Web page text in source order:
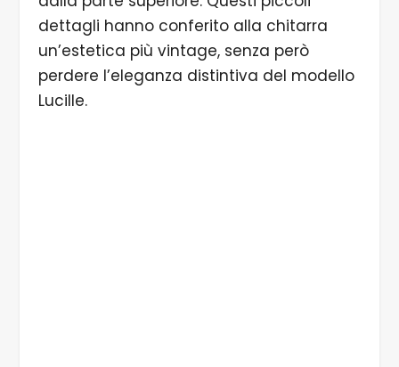
dettagli hanno conferito alla chitarra
un’estetica più vintage, senza però
perdere l’eleganza distintiva del modello
Lucille.